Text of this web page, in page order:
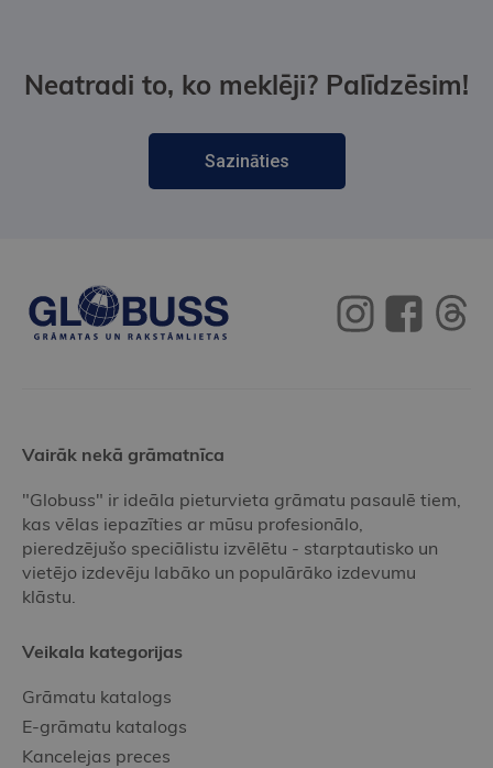
Neatradi to, ko meklēji? Palīdzēsim!
Sazināties
Vairāk nekā grāmatnīca
"Globuss" ir ideāla pieturvieta grāmatu pasaulē tiem,
kas vēlas iepazīties ar mūsu profesionālo,
pieredzējušo speciālistu izvēlētu - starptautisko un
vietējo izdevēju labāko un populārāko izdevumu
klāstu.
Veikala kategorijas
Grāmatu katalogs
E-grāmatu katalogs
Kancelejas preces